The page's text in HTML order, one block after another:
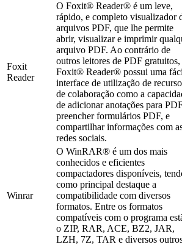
Foxit
Reader
O Foxit® Reader® é um leve,
rápido, e completo visualizador
arquivos PDF, que lhe permite
abrir, visualizar e imprimir
arquivo PDF. Ao contrário de
outros leitores de PDF gratuitos,
Foxit® Reader® possui uma
interface de utilização de
de colaboração como a
de adicionar anotações para
preencher formulários PDF, e
compartilhar informações com
redes sociais.
Winrar
O WinRAR® é um dos mais
conhecidos e eficientes
compactadores disponíveis,
como principal destaque a
compatibilidade com diversos
formatos. Entre os formatos
compatíveis com o programa
o ZIP, RAR, ACE, BZ2, JAR,
LZH, 7Z, TAR e diversos